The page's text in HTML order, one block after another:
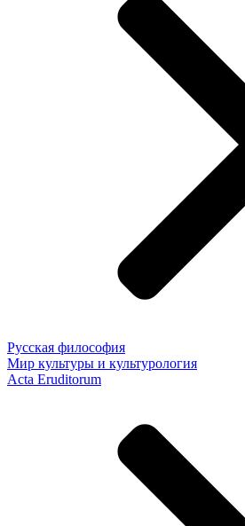
Русская философия
Мир культуры и культурология
Acta Eruditorum